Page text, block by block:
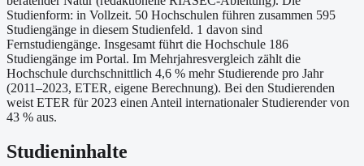
Studienform: in Vollzeit. 50 Hochschulen führen zusammen 595
Studiengänge in diesem Studienfeld. 1 davon sind
Fernstudiengänge. Insgesamt führt die Hochschule 186
Studiengänge im Portal. Im Mehrjahresvergleich zählt die
Hochschule durchschnittlich 4,6 % mehr Studierende pro Jahr
(2011–2023, ETER, eigene Berechnung). Bei den Studierenden
weist ETER für 2023 einen Anteil internationaler Studierender von
43 % aus.
Studieninhalte